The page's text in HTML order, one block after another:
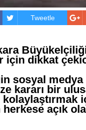
Tweetle
için dikkat
sosyal medya
kararı bir
herkese açık